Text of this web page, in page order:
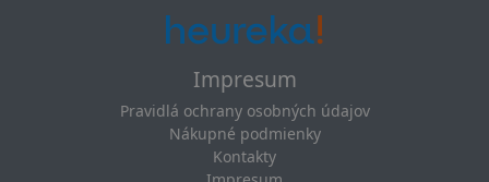
Impresum
Pravidlá ochrany osobných údajov
Nákupné podmienky
Kontakty